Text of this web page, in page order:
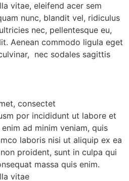
vitae, eleifend acer sem
nunc, blandit vel, ridiculus
nec, pellentesque eu,
Aenean commodo ligula eget
nec sodales sagittis
consectet
por incididunt ut labore et
ad minim veniam, quis
laboris nisi ut aliquip ex ea
proident, sunt in culpa qui
massa quis enim.
vitae